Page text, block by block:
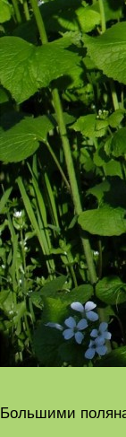
Большими